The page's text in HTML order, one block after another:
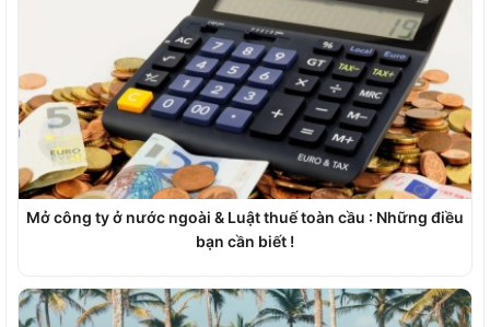
Mở công ty ở nước ngoài & Luật thuế toàn cầu : Những điều
bạn cần biết !